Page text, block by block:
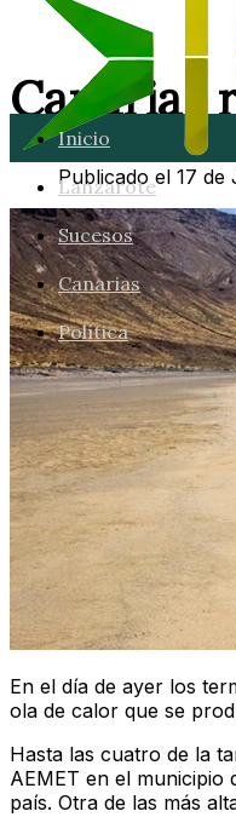
Inicio
Lanzarote
Sucesos
Canarias
Política
Canarias
Publicado el 17 de
En el día de ayer los
ola de calor que se
Hasta las cuatro de la
AEMET en el municipio
país. Otra de las más